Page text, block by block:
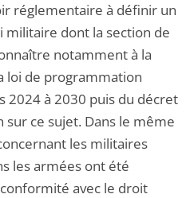
réglementaire à définir un
militaire dont la section de
notamment à la
loi de programmation
2024 à 2030 puis du décret
ce sujet. Dans le même
les militaires
les armées ont été
avec le droit